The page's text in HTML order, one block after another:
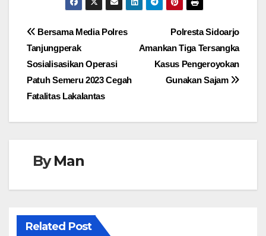
Navigasi
pos
Polresta Sidoarjo
Amankan Tiga Tersangka
Kasus Pengeroyokan
Gunakan Sajam
Bersama Media Polres
Tanjungperak
Sosialisasikan Operasi
Patuh Semeru 2023 Cegah
Fatalitas Lakalantas
ByMan
Related Post